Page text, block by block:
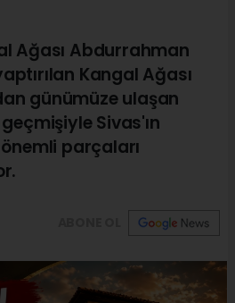
Ağası Abdurrahman
Kangal Ağası
günümüze ulaşan
Sivas'ın
parçaları